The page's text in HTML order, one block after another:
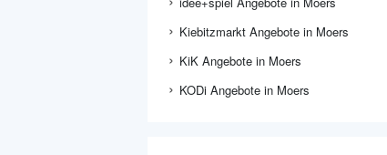
Kiebitzmarkt Angebote in Moers
KiK Angebote in Moers
KODi Angebote in Moers